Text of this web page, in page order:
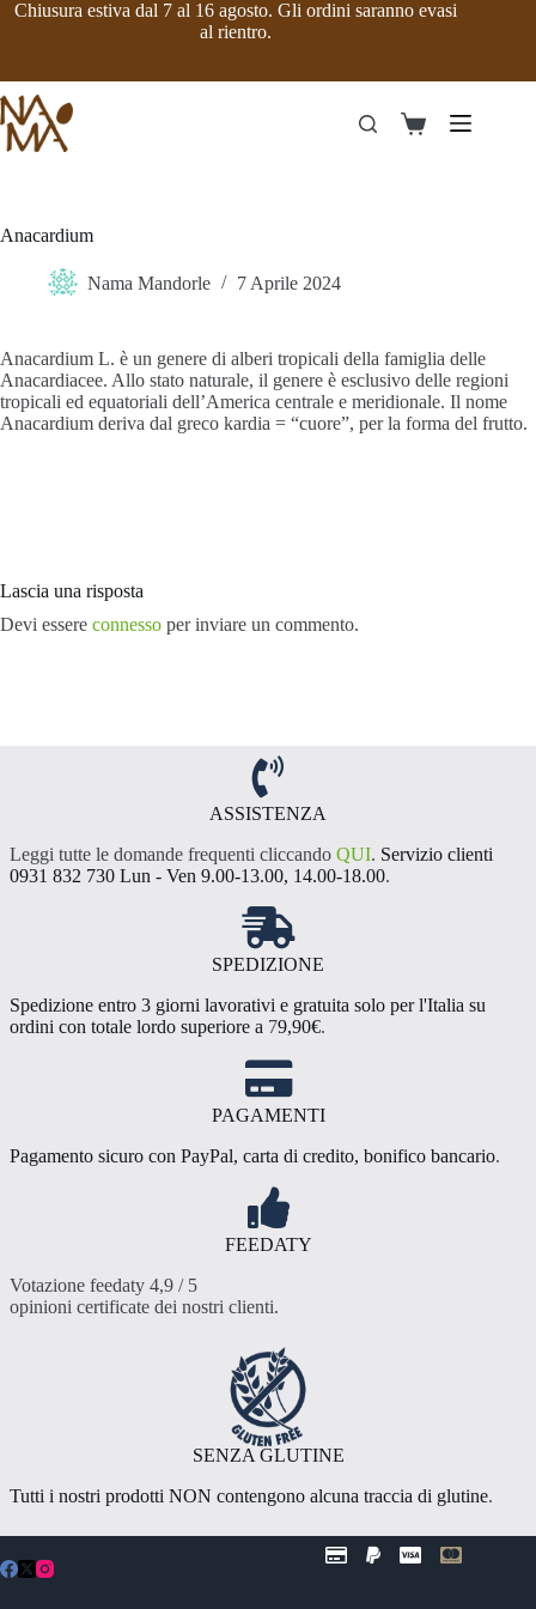
Salta
Chiusura estiva dal 7 al 16 agosto. Gli ordini saranno evasi
al rientro.
Carrello
Anacardium
Nama Mandorle 7 Aprile 2024
Anacardium L. è un genere di alberi tropicali della famiglia delle
Anacardiacee. Allo stato naturale, il genere è esclusivo delle regioni
tropicali ed equatoriali dell’America centrale e meridionale. Il nome
Anacardium deriva dal greco kardia = “cuore”, per la forma del frutto.
Lascia una risposta
Devi essere connesso per inviare un commento.
ASSISTENZA
Leggi tutte le domande frequenti cliccando QUI. Servizio clienti
0931 832 730 Lun - Ven 9.00-13.00, 14.00-18.00.
SPEDIZIONE
Spedizione entro 3 giorni lavorativi e gratuita solo per l'Italia su
ordini con totale lordo superiore a 79,90€.
PAGAMENTI
Pagamento sicuro con PayPal, carta di credito, bonifico bancario.
FEEDATY
Votazione feedaty 4,9 / 5
opinioni certificate dei nostri clienti.
SENZA GLUTINE
Tutti i nostri prodotti NON contengono alcuna traccia di glutine.